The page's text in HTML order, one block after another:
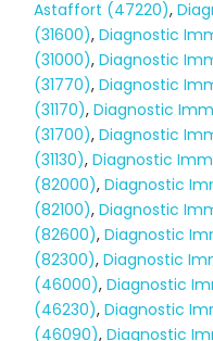
Astaffort (47220),
(31600),Diagnostic
(31000),Diagnostic
(31770),Diagnostic
(31170),Diagnostic
(31700),Diagnostic
(31130),Diagnostic
(82000),Diagnostic
(82100),Diagnostic
(82600),Diagnostic
(82300),Diagnostic
(46000),Diagnostic
(46230),Diagnostic
(46090),Diagnostic